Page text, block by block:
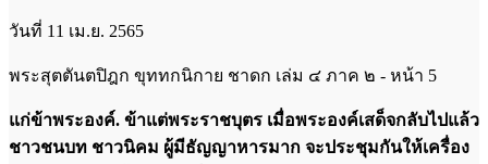
วันที่ 11 เม.ย. 2565
พระสุตตันตปิฎก ขุททกนิกาย ชาดก เล่ม ๔ ภาค ๒ - หน้า 5
แก่ข้าพระองค์. ข้าแต่พระราชบุตร เมื่อพระองค์เสด็จกลับไปแล้ว
ชาวชนบท ชาวนิคม ผู้มีธัญญาหารมาก จะประชุมกันให้เครื่อง